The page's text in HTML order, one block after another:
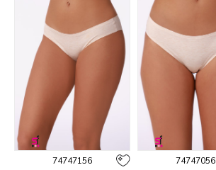
74747156 74747056